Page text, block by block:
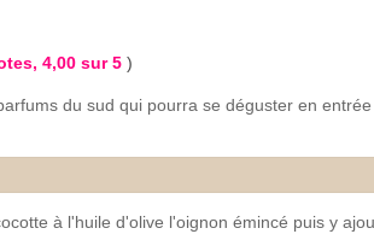
4,00 sur 5 )
du sud qui pourra se déguster en
à l'huile d'olive l'oignon émincé puis y